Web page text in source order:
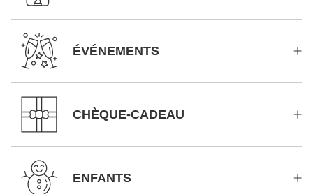
ÉVÉNEMENTS
CHÈQUE-CADEAU
ENFANTS